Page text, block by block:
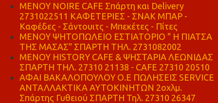
MENOY NOIRE CAFE Σπάρτη και Delivery
2731022511 ΚΑΦΕΤΕΡΙΕΣ - ΣΝΑΚ ΜΠΑΡ -
Καφέδες - Σάντουιτς - Μπεκέτες - Πίτες
ΜΕΝΟΥ ΨΗΤΟΠΩΛΕΙΟ ΕΣΤΙΑΤΟΡΙΟ " Η ΠΙΑΤΣΑ
ΤΗΣ ΜΑΣΑΣ" ΣΠΑΡΤΗ ΤΗΛ. 2731082002
ΜΕΝΟΥ HISTORY CAFE & ΨΗΣΤΑΡΙΑ ΛΕΩΝΙΔΑΣ
ΣΠΑΡΤΗ ΤΗΛ. 27310 21138 - CAFE 27310 20510
ΑΦΑΙ ΒΑΚΑΛΟΠΟΥΛΟΥ Ο.Ε ΠΩΛΗΣΕΙΣ SERVICE
ΑΝΤΑΛΛΑΚΤΙΚΑ ΑΥΤΟΚΙΝΗΤΩΝ 2οχλμ.
Σπάρτης Γυθειού ΣΠΑΡΤΗ Τηλ. 27310 26347